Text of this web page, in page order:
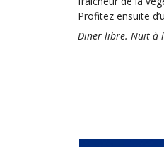
Profitez ensuite
Diner libre. Nuit à